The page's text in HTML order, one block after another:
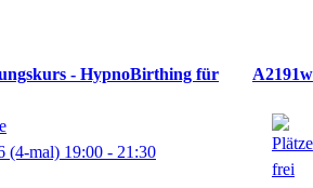
- HypnoBirthing für
A2191w
(4-mal) 19:00 - 21:30